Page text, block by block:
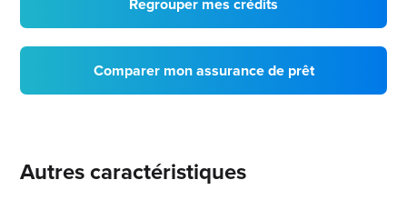
Comparer mon assurance de prêt
Autres caractéristiques